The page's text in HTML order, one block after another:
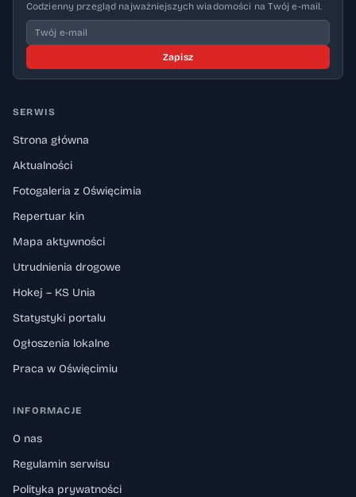
Codzienny przegląd najważniejszych wiadomości na Twój e-mail.
Zapisz
SERWIS
Strona główna
Aktualności
Fotogaleria z Oświęcimia
Repertuar kin
Mapa aktywności
Utrudnienia drogowe
Hokej – KS Unia
Statystyki portalu
Ogłoszenia lokalne
Praca w Oświęcimiu
INFORMACJE
O nas
Regulamin serwisu
Polityka prywatności